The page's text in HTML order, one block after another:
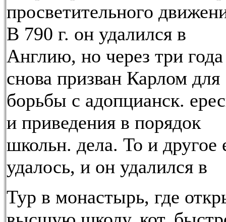
просветительного
В 790 г. он удалился в
Англию, но через три года
снова призван Карлом для
борьбы с адопцианск.
и приведения в порядок
школьн. дела. То и другое
удалось, и он удалился в
Тур в монастырь, где